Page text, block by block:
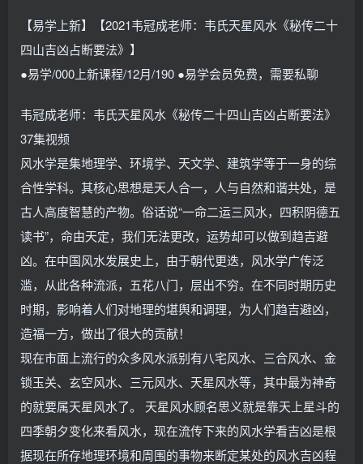
【易学上新】【2021韦冠成老师：韦氏天星风水《秘传二十
四山吉凶占断要法》】
●易学/000上新课程/12月/190 ●易学会员免费，需要私聊
韦冠成老师：韦氏天星风水《秘传二十四山吉凶占断要法》
37集视频
风水学是集地理学、环境学、天文学、建筑学等于一身的综
合性学科。其核心思想是天人合一，人与自然和谐共处，是
古人高度智慧的产物。俗话说“一命二运三风水，四积阴德五
读书”，命由天定，我们无法更改，运势却可以做到趋吉避
凶。在中国风水发展史上，由于朝代更迭，风水学广传泛
滥，从此各种流派，五花八门，层出不穷。在不同时期历史
时期，影响着人们对地理的堪舆和调理，为人们趋吉避凶，
造福一方，做出了很大的贡献！
现在市面上流行的众多风水派别有八宅风水、三合风水、金
锁玉关、玄空风水、三元风水、天星风水等，其中最为神奇
的就要属天星风水了。 天星风水顾名思义就是靠天上星斗的
四季朝夕变化来看风水，现在流传下来的风水学看吉凶是根
据现在所存地理环境和周围的事物来断定某处的风水吉凶程